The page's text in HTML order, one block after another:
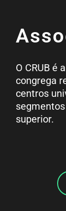
O CRUB é
congrega
centros
superior.